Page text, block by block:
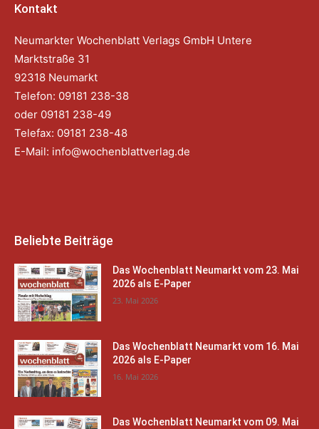
Kontakt
Neumarkter Wochenblatt Verlags GmbH Untere
Marktstraße 31
92318 Neumarkt
Telefon: 09181 238-38
oder 09181 238-49
Telefax: 09181 238-48
E-Mail: info@wochenblattverlag.de
Beliebte Beiträge
Das Wochenblatt Neumarkt vom 23. Mai
2026 als E-Paper
23. Mai 2026
Das Wochenblatt Neumarkt vom 16. Mai
2026 als E-Paper
16. Mai 2026
Das Wochenblatt Neumarkt vom 09. Mai